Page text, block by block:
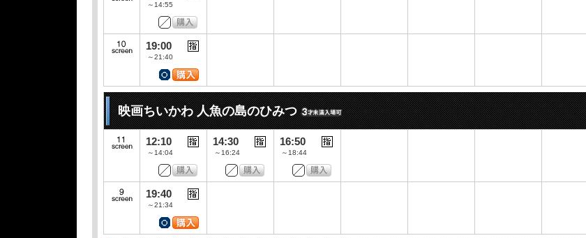
～14:55
19:00
～21:40
映画ちいかわ 人魚の島のひみつ
12:10
～14:04
14:30
～16:24
16:50
～18:44
19:40
～21:34